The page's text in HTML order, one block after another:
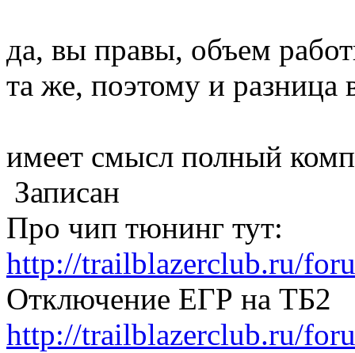
да, вы правы, объем
та же, поэтому и разница
имеет смысл полный
Записан
Про чип тюнинг тут:
http://trailblazerclub.ru/
Отключение ЕГР на ТБ2
http://trailblazerclub.ru/